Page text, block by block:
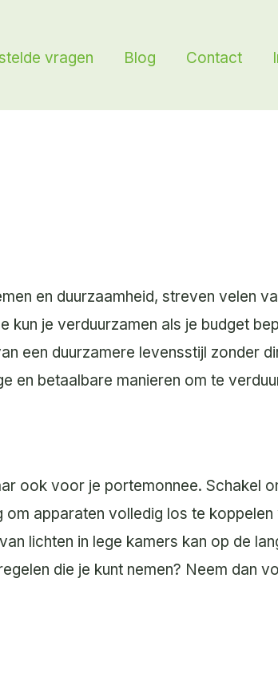
vragen Blog Contact
en duurzaamheid, streven velen
je verduurzamen als je budget
een duurzamere levensstijl zonder
en betaalbare manieren om te
ook voor je portemonnee. Schakel
apparaten volledig los te
lichten in lege kamers kan op de
die je kunt nemen? Neem dan